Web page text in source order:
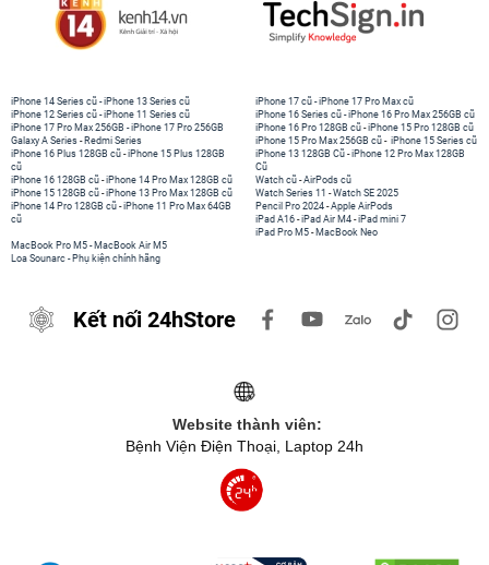
iPhone 14 Series cũ -iPhone 13 Series cũ
iPhone 12 Series cũ -iPhone 11 Series cũ
iPhone 17 Pro Max 256GB -iPhone 17 Pro 256GB
Galaxy A Series - Redmi Series
iPhone 17 cũ -iPhone 17 Pro Max cũ
iPhone 16 Series cũ - iPhone 16 Pro Max 256GB cũ
iPhone 16 Pro 128GB cũ -iPhone 15 Pro 128GB cũ
iPhone 15 Pro Max 256GB cũ - iPhone 15 Series cũ
iPhone 16 Plus 128GB cũ -iPhone 15 Plus 128GB
cũ
iPhone 16 128GB cũ -iPhone 14 Pro Max 128GB cũ
iPhone 15 128GB cũ -iPhone 13 Pro Max 128GB cũ
iPhone 14 Pro 128GB cũ -iPhone 11 Pro Max 64GB
cũ
iPhone 13 128GB Cũ -iPhone 12 Pro Max 128GB
Cũ
Watch cũ -AirPods cũ
Watch Series 11 -Watch SE 2025
Pencil Pro 2024 -Apple AirPods
iPad A16 -iPad Air M4 -iPad mini 7
iPad Pro M5 - MacBook Neo
MacBook Pro M5 - MacBook Air M5
Loa Sounarc - Phụ kiện chính hãng
Kết nối 24hStore
Website thành viên:
Bệnh Viện Điện Thoại, Laptop 24h